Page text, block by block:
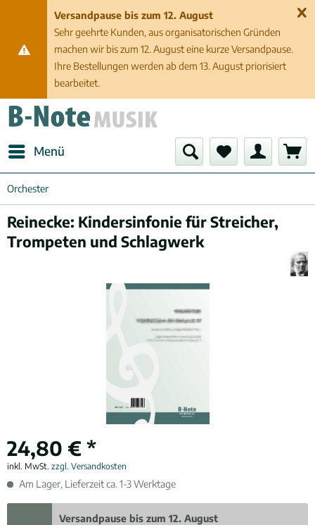
Versandpause bis zum 12. August
Sehr geehrte Kunden, aus organisatorischen Gründen
machen wir bis zum 12. August eine kurze Versandpause.
Ihre Bestellungen werden ab dem 13. August priorisiert
bearbeitet.
Menü
Orchester
Reinecke: Kindersinfonie für Streicher,
Trompeten und Schlagwerk
24,80 € *
inkl. MwSt. zzgl. Versandkosten
Am Lager, Lieferzeit ca. 1-3 Werktage
Versandpause bis zum 12. August